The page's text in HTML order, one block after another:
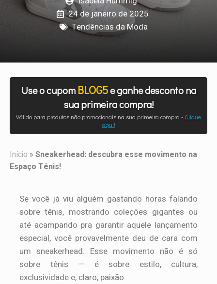
24 de janeiro de 2025
Tendências da Moda
Use o cupom BLOG5e ganhe desconto na
sua primeira compra!
Válido para produtos não promocionais na sua primeira compra - Clique
aqui!
Início » Sneakerhead: descubra esse movimento na
Espaço Tênis!
Se você já viu alguém gastando horas falando
sobre tênis, mostrando coleções gigantes ou
até acampando pra garantir aquele lançamento
especial, você provavelmente deu de cara com
um sneakerhead. Esse movimento não é só
sobre tênis — é sobre estilo, cultura,
exclusividade e, claro, paixão.